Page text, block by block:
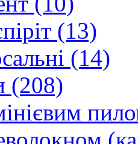
(13)
(14)
(208)